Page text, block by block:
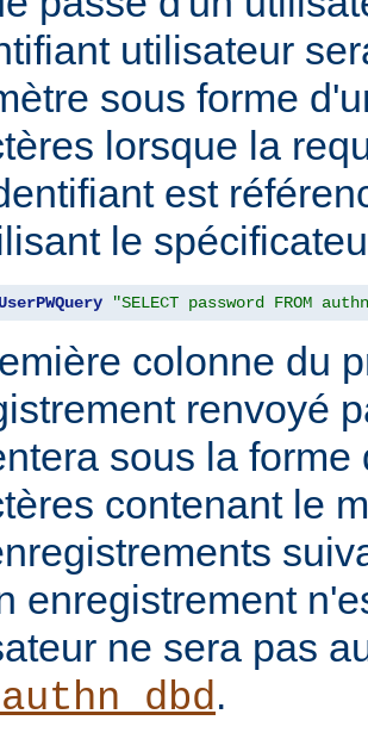
utilisateur
sous forme
lorsque la
est
le
"SELECT password FROM
colonne du
renvoyé
sous la
contenant le
enregistrement
ne sera pas
.